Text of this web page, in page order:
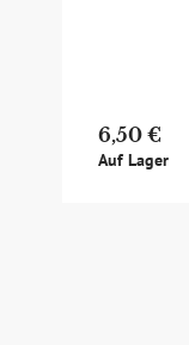
6,50 €
Auf Lager
zum